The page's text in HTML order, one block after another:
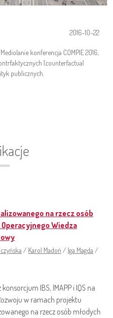
2016-10-22
konferencja COMPIE 2016,
(counterfactual
publicznych.
na rzecz osób
Wiedza
/ Karol Madoń / Iga Magda /
IBS, IMAPP i IQS na
w ramach projektu
na rzecz osób młodych